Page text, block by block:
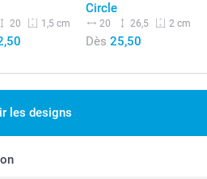
20 1,5 cm
Circle
20 26,5 2 cm
Dès 25,50
les designs